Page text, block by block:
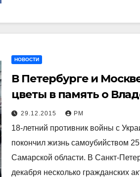
НОВОСТИ
В Петербурге и
цветы в память о
Колесникове
29.12.2015 РМ
18-летний противник войны с
покончил жизнь самоубийством
Самарской области. В Санкт-
декабря несколько гражданских